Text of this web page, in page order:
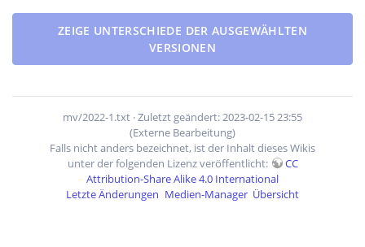
ZEIGE UNTERSCHIEDE DER AUSGEWÄHLTEN
VERSIONEN
mv/2022-1.txt · Zuletzt geändert: 2023-02-15 23:55
(Externe Bearbeitung)
Falls nicht anders bezeichnet, ist der Inhalt dieses Wikis
unter der folgenden Lizenz veröffentlicht:
CC
Attribution-Share Alike 4.0 International
Letzte Änderungen Medien-Manager Übersicht